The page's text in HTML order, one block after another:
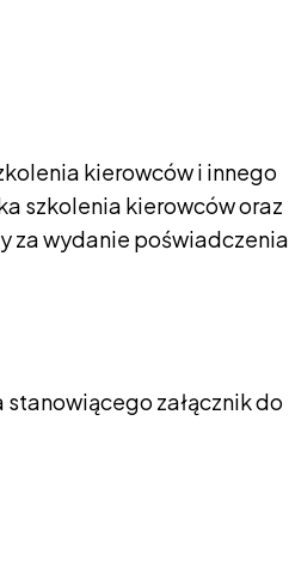
kierowców i innego
szkolenia kierowców oraz
za wydanie poświadczenia
załącznik do